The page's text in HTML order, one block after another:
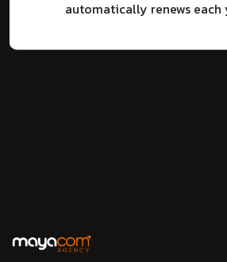
automatically renews each